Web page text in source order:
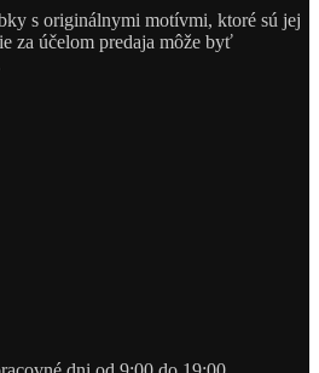
s originálnymi motívmi, ktoré sú jej
za účelom predaja môže byť